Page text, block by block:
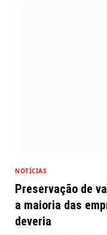
NOTÍCIAS
Preservação de
a maioria das
deveria